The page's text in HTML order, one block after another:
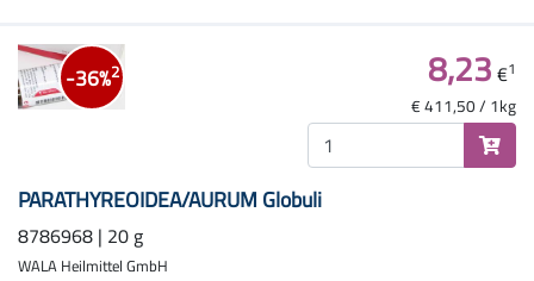
-36%2
PARATHYREOIDEA/AURUM Globuli
8786968 | 20 g
WALA Heilmittel GmbH
8,23€1
€ 411,50 / 1kg